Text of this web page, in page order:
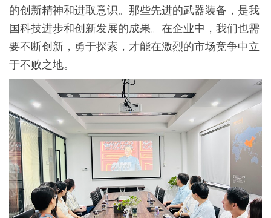
的创新精神和进取意识。那些先进的武器装备，是我
国科技进步和创新发展的成果。在企业中，我们也需
要不断创新，勇于探索，才能在激烈的市场竞争中立
于不败之地。